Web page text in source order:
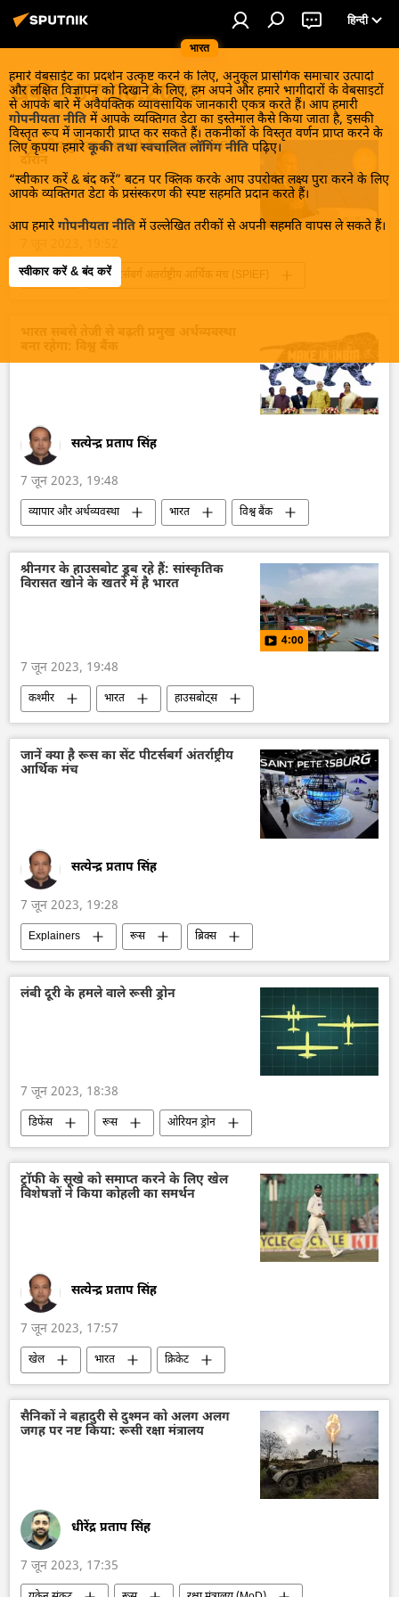
भारत
हिन्दी
हमारे वेबसाईट का प्रदर्शन उत्कृष्ट करने के लिए, अनुकूल प्रासंगिक समाचार उत्पादों
और लक्षित विज्ञापन को दिखाने के लिए, हम अपने और हमारे भागीदारों के वेबसाइटों
से आपके बारे में अवैयक्तिक व्यावसायिक जानकारी एकत्र करते हैं। आप हमारी
गोपनीयता नीति में आपके व्यक्तिगत डेटा का इस्तेमाल कैसे किया जाता है, इसकी
विस्तृत रूप में जानकारी प्राप्त कर सकते हैं। तकनीकों के विस्तृत वर्णन प्राप्त करने के
लिए कृपया हमारे कूकी तथा स्वचालित लॉगिंग नीति पढ़िए।
“स्वीकार करें & बंद करें” बटन पर क्लिक करके आप उपरोक्त लक्ष्य पुरा करने के लिए
आपके व्यक्तिगत डेटा के प्रसंस्करण की स्पष्ट सहमति प्रदान करते हैं।
आप हमारे गोपनीयता नीति में उल्लेखित तरीकों से अपनी सहमति वापस ले सकते हैं।
स्वीकार करें & बंद करें
खबरें - 07.06.2023
बहुध्रुवीय दुनिया उभर रही है: पुतिन SPIEF के
दौरान
रूस
सेंट पीटर्सबर्ग अंतर्राष्ट्रीय आर्थिक मंच (SPIEF)
सत्येन्द्र प्रताप सिंह
7 जून 2023, 19:48
व्यापार और अर्थव्यवस्था भारत
विश्व बैंक
जीडीपी
आर्थिक मंच
एशिया की धुरी
भारत का विकास
समावेशी विकास
अर्थव्यवस्था
श्रीनगर के हाउसबोट डूब रहे हैं: सांस्कृतिक
विरासत खोने के खतरे में है भारत
4:00
7 जून 2023, 19:48
कश्मीर भारत
हाउसबोट्स
सांस्कृतिक धरोहर
गंगा नदी
समुद्री पर्यटन
पर्यटन
जानें क्या है रूस का सेंट पीटर्सबर्ग अंतर्राष्ट्रीय
आर्थिक मंच
सत्येन्द्र प्रताप सिंह
7 जून 2023, 19:28
Explainers रूस
ब्रिक्स
आर्थिक मंच
आर्थिक संकट
पूर्वी आर्थिक मंच
यूरेशियन आर्थिक संघ
लंबी दूरी के हमले वाले रूसी ड्रोन
7 जून 2023, 18:38
डिफेंस रूस
ओरियन ड्रोन
सीरियस ड्रोन
अल्टियस ड्रोन
विशेष सैन्य अभियान
राष्ट्रीय सुरक्षा
ड्रोन
ड्रोन हमला
कामिकेज़ ड्रोन
लड़ाकू वाहन
ट्रॉफी के सूखे को समाप्त करने के लिए खेल
विशेषज्ञों ने किया कोहली का समर्थन
सत्येन्द्र प्रताप सिंह
7 जून 2023, 17:57
खेल भारत
क्रिकेट
अंतर्राष्ट्रीय क्रिकेट परिषद (ICC)
भारतीय क्रिकेट टीम
इंडियन प्रीमियर लीग (IPL)
विराट कोहली
ऑस्ट्रेलिया
सैनिकों ने बहादुरी से दुश्मन को अलग अलग
जगह पर नष्ट किया: रूसी रक्षा मंत्रालय
धीरेंद्र प्रताप सिंह
7 जून 2023, 17:35